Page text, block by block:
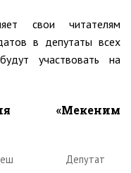
свои читателям
в депутаты всех
участвовать на
«Мекеним
Депутат